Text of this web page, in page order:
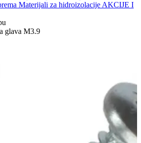
Materijali za hidroizolacije AKCIJE I
glava M3.9